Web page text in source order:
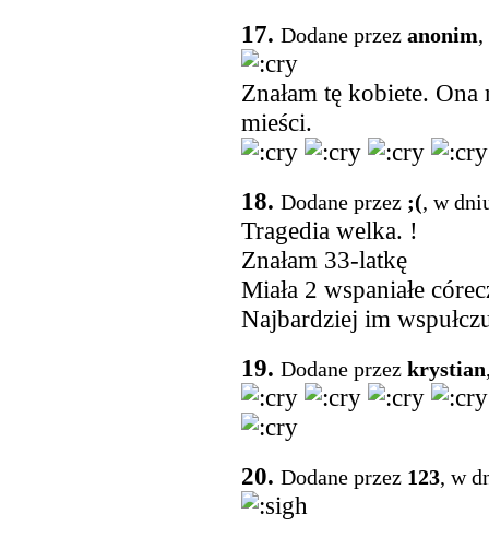
17. Dodane przez anonim,
Znałam tę kobiete.
mieści.
18. Dodane przez ;(, w
Tragedia welka. !
Znałam 33-latkę
Miała 2 wspaniałe
Najbardziej im
19. Dodane przez krystian
20. Dodane przez 123, w